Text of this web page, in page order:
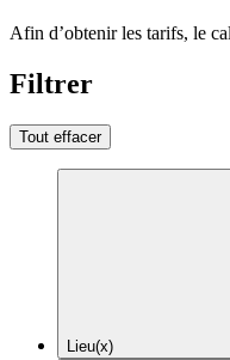
Afin d’obtenir les tarifs, le
Filtrer
Tout effacer
Lieu(x)